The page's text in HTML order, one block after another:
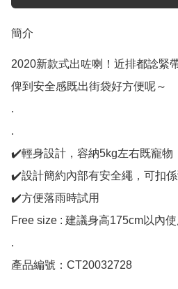
簡介
2020新款式出咗喇！近排都諗緊
俾到安全感既出街袋好方便呢～
.
.
✔️輕身設計，容納5kg左右既寵物
✔️設計簡約內部有安全繩，可扣係
✔️方便落雨時試用
Free size : 建議身高175cm以內使
.
產品編號：CT20032728